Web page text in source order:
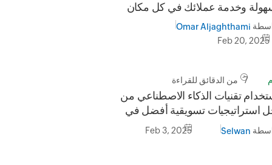
وخدمة عملائك في كل مكان
Omar Aljaghthami
Feb 20, 2025
7 من الدقائق للقراءة
تقنيات الذكاء الاصطناعي من
استراتيجيات تسويقية أفضل في
Selwan
Feb 3, 2025